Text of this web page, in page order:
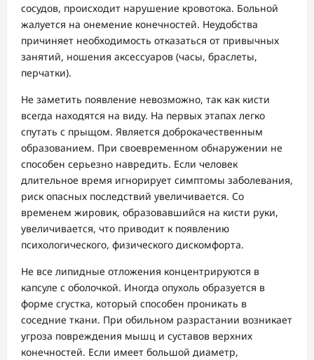
сосудов, происходит нарушение кровотока. Больной
жалуется на онемение конечностей. Неудобства
причиняет необходимость отказаться от привычных
занятий, ношения аксессуаров (часы, браслеты,
перчатки).
Не заметить появление невозможно, так как кисти
всегда находятся на виду. На первых этапах легко
спутать с прыщом. Является доброкачественным
образованием. При своевременном обнаружении не
способен серьезно навредить. Если человек
длительное время игнорирует симптомы заболевания,
риск опасных последствий увеличивается. Со
временем жировик, образовавшийся на кисти руки,
увеличивается, что приводит к появлению
психологического, физического дискомфорта.
Не все липидные отложения концентрируются в
капсуле с оболочкой. Иногда опухоль образуется в
форме сгустка, который способен проникать в
соседние ткани. При обильном разрастании возникает
угроза повреждения мышц и суставов верхних
конечностей. Если имеет большой диаметр,